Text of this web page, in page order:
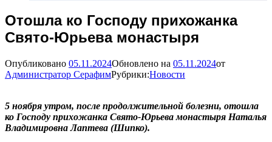
Отошла ко Господу прихожанка
Свято-Юрьева монастыря
Опубликовано 05.11.2024Обновлено на 05.11.2024от
Администратор СерафимРубрики:Новости
5 ноября утром, после продолжительной болезни, отошла
ко Господу прихожанка Свято-Юрьева монастыря Наталья
Владимировна Лаптева (Шипко).